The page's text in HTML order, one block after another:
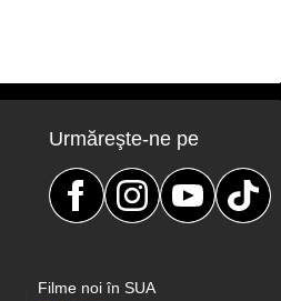
Urmăreşte-ne pe
Filme noi în SUA